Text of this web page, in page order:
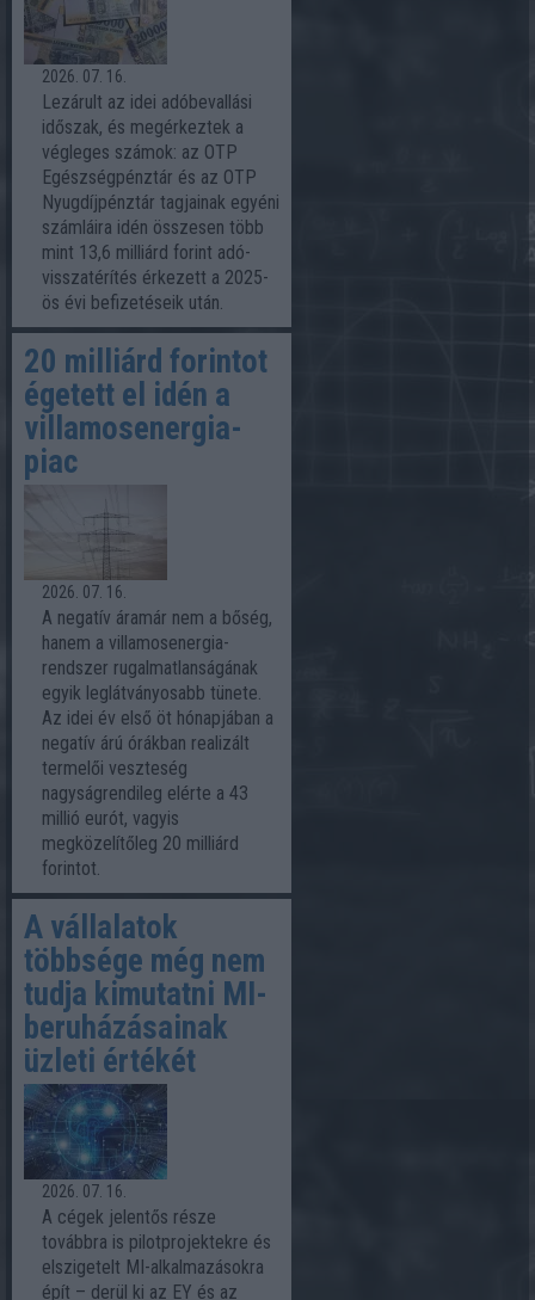
2026. 07. 16.
Lezárult az idei adóbevallási
időszak, és megérkeztek a
végleges számok: az OTP
Egészségpénztár és az OTP
Nyugdíjpénztár tagjainak egyéni
számláira idén összesen több
mint 13,6 milliárd forint adó-
visszatérítés érkezett a 2025-
ös évi befizetéseik után.
20 milliárd forintot
égetett el idén a
villamosenergia-
piac
2026. 07. 16.
A negatív áramár nem a bőség,
hanem a villamosenergia-
rendszer rugalmatlanságának
egyik leglátványosabb tünete.
Az idei év első öt hónapjában a
negatív árú órákban realizált
termelői veszteség
nagyságrendileg elérte a 43
millió eurót, vagyis
megközelítőleg 20 milliárd
forintot.
A vállalatok
többsége még nem
tudja kimutatni MI-
beruházásainak
üzleti értékét
2026. 07. 16.
A cégek jelentős része
továbbra is pilotprojektekre és
elszigetelt MI-alkalmazásokra
épít – derül ki az EY és az